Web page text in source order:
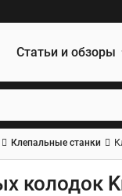
Статьи и обзоры
Клепальные станки
колодок